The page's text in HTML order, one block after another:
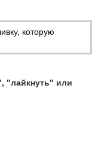
которую
"лайкнуть" или